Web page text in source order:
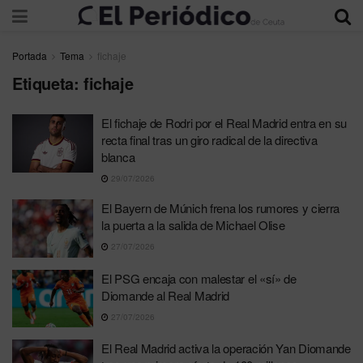
Portada Tema fichaje
Etiqueta: fichaje
El fichaje de Rodri por el Real Madrid entra en su
recta final tras un giro radical de la directiva
blanca
29/07/2026
El Bayern de Múnich frena los rumores y cierra
la puerta a la salida de Michael Olise
27/07/2026
El PSG encaja con malestar el «sí» de
Diomande al Real Madrid
27/07/2026
El Real Madrid activa la operación Yan Diomande